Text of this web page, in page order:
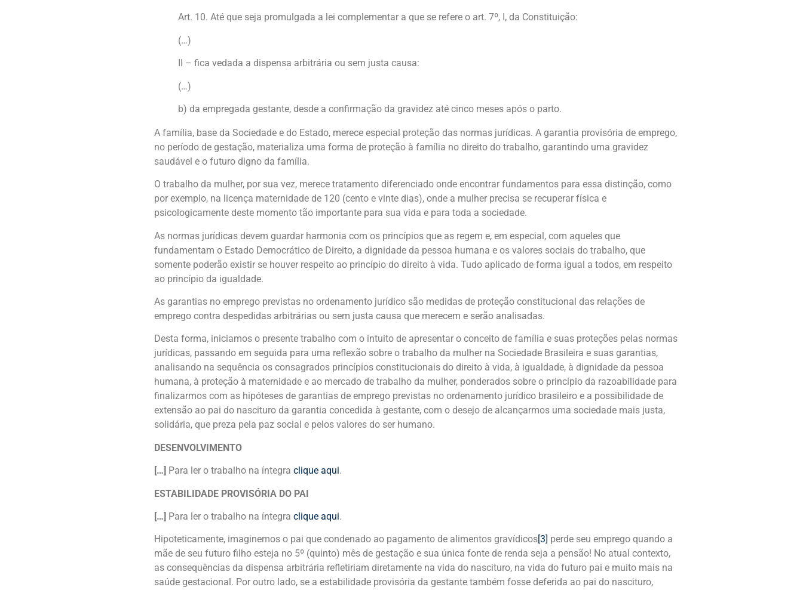
Art. 10. Até que seja promulgada a lei complementar a que se refere o art. 7º, I, da Constituição:
(…)
II – fica vedada a dispensa arbitrária ou sem justa causa:
(…)
b) da empregada gestante, desde a confirmação da gravidez até cinco meses após o parto.
A família, base da Sociedade e do Estado, merece especial proteção das normas jurídicas. A garantia provisória de emprego,
no período de gestação, materializa uma forma de proteção à família no direito do trabalho, garantindo uma gravidez
saudável e o futuro digno da família.
O trabalho da mulher, por sua vez, merece tratamento diferenciado onde encontrar fundamentos para essa distinção, como
por exemplo, na licença maternidade de 120 (cento e vinte dias), onde a mulher precisa se recuperar física e
psicologicamente deste momento tão importante para sua vida e para toda a sociedade.
As normas jurídicas devem guardar harmonia com os princípios que as regem e, em especial, com aqueles que
fundamentam o Estado Democrático de Direito, a dignidade da pessoa humana e os valores sociais do trabalho, que
somente poderão existir se houver respeito ao princípio do direito à vida. Tudo aplicado de forma igual a todos, em respeito
ao princípio da igualdade.
As garantias no emprego previstas no ordenamento jurídico são medidas de proteção constitucional das relações de
emprego contra despedidas arbitrárias ou sem justa causa que merecem e serão analisadas.
Desta forma, iniciamos o presente trabalho com o intuito de apresentar o conceito de família e suas proteções pelas normas
jurídicas, passando em seguida para uma reflexão sobre o trabalho da mulher na Sociedade Brasileira e suas garantias,
analisando na sequência os consagrados princípios constitucionais do direito à vida, à igualdade, à dignidade da pessoa
humana, à proteção à maternidade e ao mercado de trabalho da mulher, ponderados sobre o princípio da razoabilidade para
finalizarmos com as hipóteses de garantias de emprego previstas no ordenamento jurídico brasileiro e a possibilidade de
extensão ao pai do nascituro da garantia concedida à gestante, com o desejo de alcançarmos uma sociedade mais justa,
solidária, que preza pela paz social e pelos valores do ser humano.
DESENVOLVIMENTO
[…] Para ler o trabalho na íntegra clique aqui.
ESTABILIDADE PROVISÓRIA DO PAI
[…] Para ler o trabalho na íntegra clique aqui.
Hipoteticamente, imaginemos o pai que condenado ao pagamento de alimentos gravídicos[3] perde seu emprego quando a
mãe de seu futuro filho esteja no 5º (quinto) mês de gestação e sua única fonte de renda seja a pensão! No atual contexto,
as consequências da dispensa arbitrária refletiriam diretamente na vida do nascituro, na vida do futuro pai e muito mais na
saúde gestacional. Por outro lado, se a estabilidade provisória da gestante também fosse deferida ao pai do nascituro,